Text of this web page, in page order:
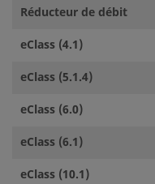
Réducteur de débit
eClass (4.1)
eClass (5.1.4)
eClass (6.0)
eClass (6.1)
eClass (10.1)